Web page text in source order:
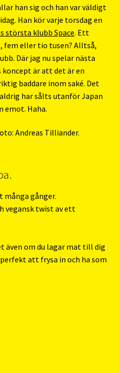
han sig och han var väldigt
Han kör varje torsdag en
största klubb Space. Ett
fem eller tio tusen? Alltså,
Där jag nu spelar nästa
koncept är att det är en
baddare inom saké. Det
har sålts utanför Japan
emot. Haha.
gånger.
vegansk twist av ett
även om du lagar mat till dig
att frysa in och ha som